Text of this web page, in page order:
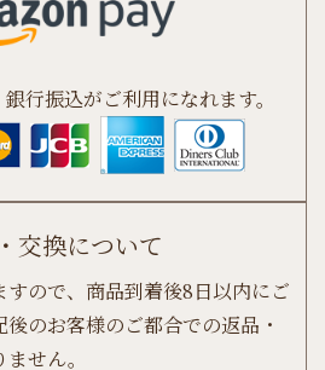
行振込がご利用になれます。
交換について
ので、商品到着後8日以内にご
のお客様のご都合での返品・
せん。